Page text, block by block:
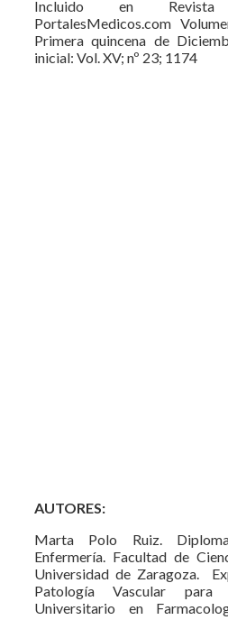
Incluido en
PortalesMedicos.com
Primera quincena de
inicial: Vol. XV; nº 23; 1174
AUTORES:
Marta Polo Ruiz.
Enfermería. Facultad de
Universidad de Zaragoza.
Patología Vascular para
Universitario en